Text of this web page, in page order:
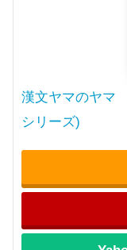
漢文ヤマのヤマ
シリーズ)